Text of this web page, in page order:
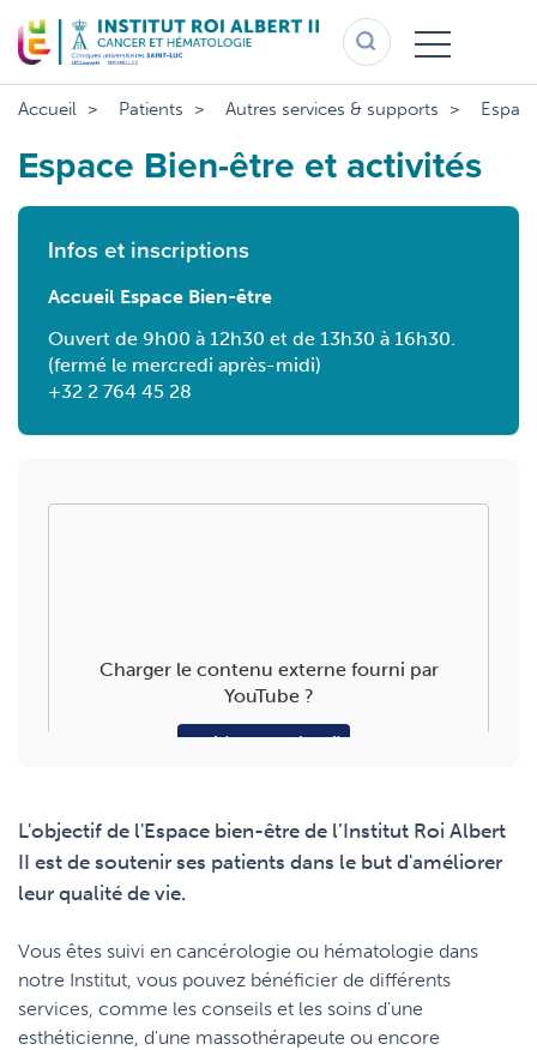
au
contenu
principal
Accueil Patients Autres services & supports
Espace Bien-être et activités
Infos et inscriptions
Accueil Espace Bien-être
Ouvert de 9h00 à 12h30 et de 13h30 à 16h30.
(fermé le mercredi après-midi)
+32 2 764 45 28
Charger le contenu externe fourni par
YouTube?
Oui (cette fois-ci)
L'objectif de l'Espace bien-être de l’Institut Roi Albert
II est de soutenir ses patients dans le but d'améliorer
leur qualité de vie.
Vous êtes suivi en cancérologie ou hématologie dans
notre Institut, vous pouvez bénéficier de différents
services, comme les conseils et les soins d'une
esthéticienne, d'une massothérapeute ou encore